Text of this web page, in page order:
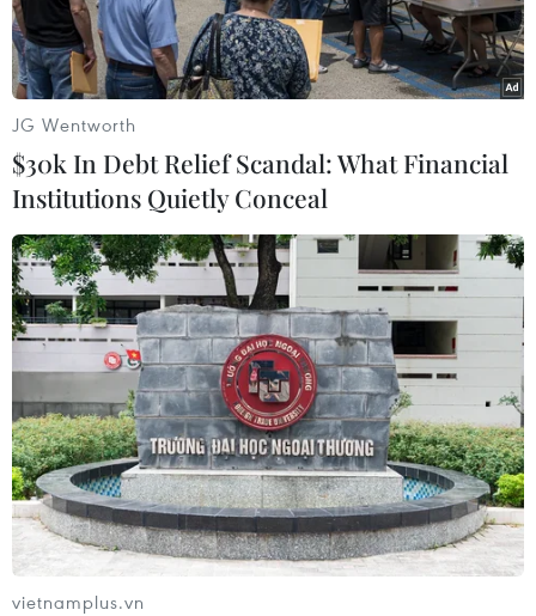
Sundstroem của họ sẽ từ nhiệm vào cuối tháng
Bảy này vì những lý do cá nhân.
Thay vị trí của Sundstroem sẽ là Phó Chủ tịch
Trước đó, ông Kelly từng là CFO của các hãng
UGI Corp và Agere Systems Inc.Tới hồi tháng Ba
năm ngoái, ông mới bắt đầu gia nhập NXP
Semiconductors.
Giá cổ phiếu lúc đóng cửa của nhà sản xuất chip
trên đạt mức 26,27 USD vào hôm thứ Sáu vừa
qua trên sàn Nasdaq./.
Văn Hưng (Vietnam+)
JG Wentworth
$30k In Debt Relief Scandal: What Financial
Institutions Quietly Conceal
vietnamplus.vn